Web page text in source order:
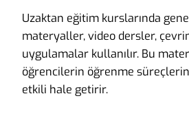
Uzaktan eğitim kurslarında
materyaller, video dersler,
uygulamalar kullanılır. Bu
öğrencilerin öğrenme
etkili hale getirir.